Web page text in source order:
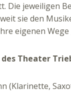
Die jeweiligen
sie den
eigenen Wege
des Theater
(Klarinette,